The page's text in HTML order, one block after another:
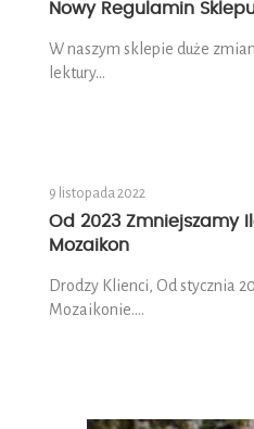
Nowy Regulamin
W naszym sklepie duże
lektury…
9 listopada 2022
Od 2023 Zmniejszamy
Mozaikon
Drodzy Klienci, Od stycznia
Mozaikonie….